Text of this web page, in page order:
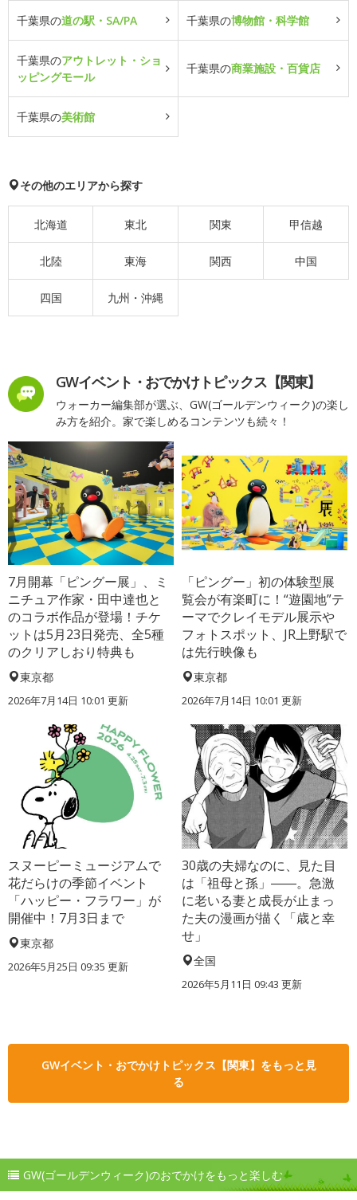
千葉県の道の駅・SA/PA 千葉県の博物館・科学館
千葉県のアウトレット・ショ
ッピングモール
千葉県の商業施設・百貨店
千葉県の美術館
その他のエリアから探す
北海道 東北 関東 甲信越
北陸 東海 関西 中国
四国 九州・沖縄
GWイベント・おでかけトピックス【関東】
ウォーカー編集部が選ぶ、GW(ゴールデンウィーク)の楽し
み方を紹介。家で楽しめるコンテンツも続々！
7月開幕「ピングー展」、ミ
ニチュア作家・田中達也と
のコラボ作品が登場！チケ
ットは5月23日発売、全5種
のクリアしおり特典も
東京都
2026年7月14日 10:01 更新
「ピングー」初の体験型展
覧会が有楽町に！“遊園地”テ
ーマでクレイモデル展示や
フォトスポット、JR上野駅で
は先行映像も
東京都
2026年7月14日 10:01 更新
スヌーピーミュージアムで
花だらけの季節イベント
「ハッピー・フラワー」が
開催中！7月3日まで
東京都
2026年5月25日 09:35 更新
30歳の夫婦なのに、見た目
は「祖母と孫」――。急激
に老いる妻と成長が止まっ
た夫の漫画が描く「歳と幸
せ」
全国
2026年5月11日 09:43 更新
GWイベント・おでかけトピックス【関東】をもっと見
る
GW(ゴールデンウィーク)のおでかけをもっと楽しむ